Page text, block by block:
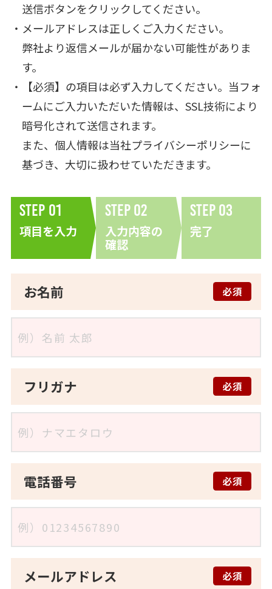
送信ボタンをクリックしてください。
メールアドレスは正しくご入力ください。
弊社より返信メールが届かない可能性がありま
す。
【必須】の項目は必ず入力してください。当フォ
ームにご入力いただいた情報は、SSL技術により
暗号化されて送信されます。
また、個人情報は当社プライバシーポリシーに
基づき、大切に扱わせていただきます。
Step 01
項目を入力
Step 02
入力内容の
確認
Step 03
完了
お名前 必須
フリガナ 必須
電話番号 必須
メールアドレス 必須